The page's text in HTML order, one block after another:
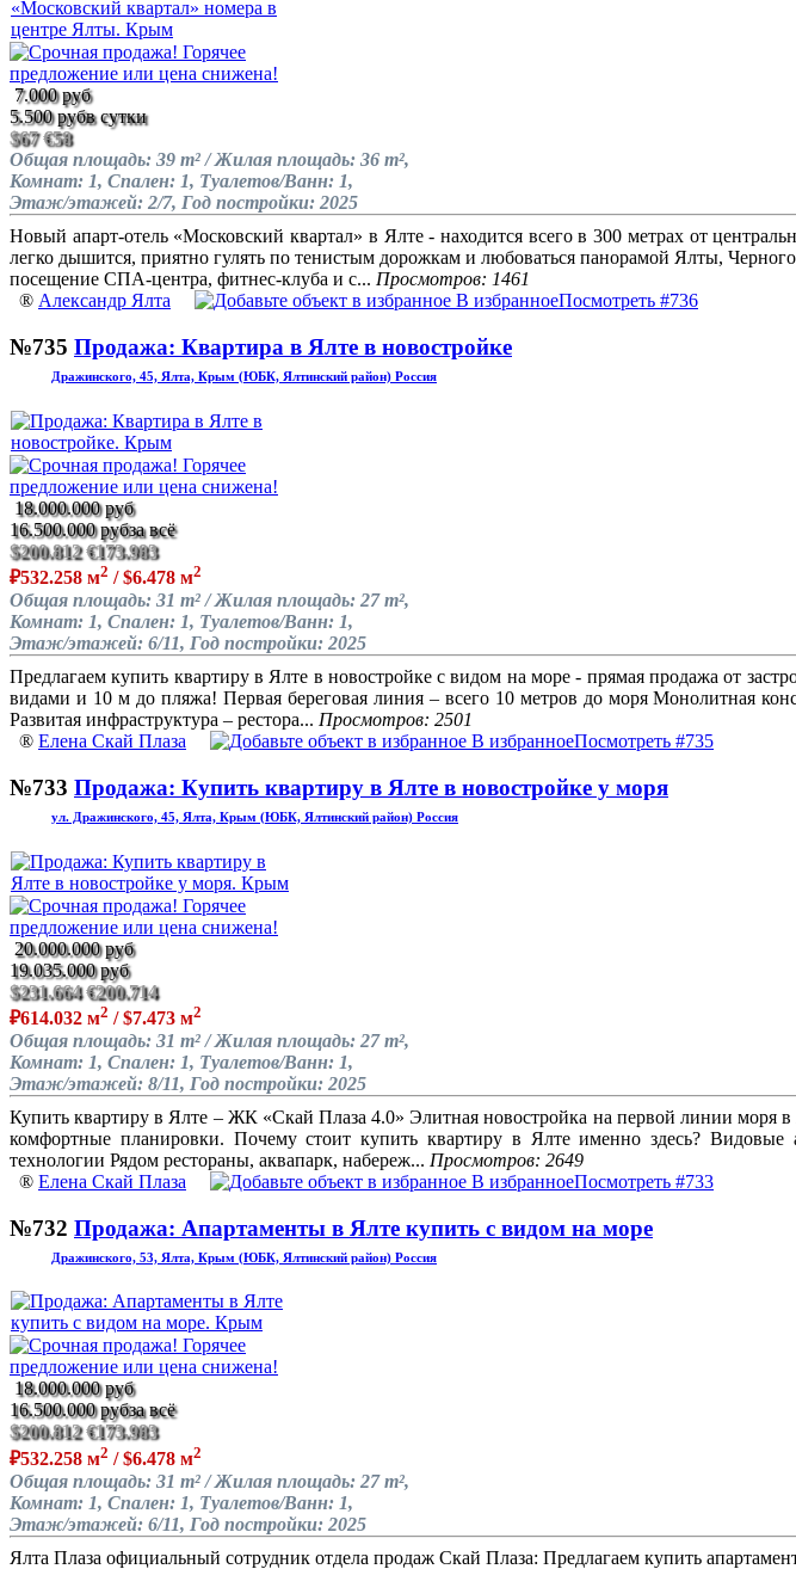
7.000 руб
5.500 рубв сутки
$67 €58
Общая площадь: 39 m² / Жилая площадь: 36 m²,
Комнат: 1, Спален: 1, Туалетов/Ванн: 1,
Этаж/этажей: 2/7, Год постройки: 2025
Новый апарт-отель «Московский квартал» в Ялте - находится всего в 300 метрах от
легко дышится, приятно гулять по тенистым дорожкам и любоваться панорамой Ялты,
посещение СПА-центра, фитнес-клуба и с... Просмотров: 1461
® Александр Ялта В избранноеПосмотреть #736
№735 Продажа: Квартира в Ялте в новостройке
Дражинского, 45, Ялта, Крым (ЮБК, Ялтинский район) Россия
18.000.000 руб
16.500.000 рубза всё
$200.812 €173.983
₽532.258 м2 / $6.478 м2
Общая площадь: 31 m² / Жилая площадь: 27 m²,
Комнат: 1, Спален: 1, Туалетов/Ванн: 1,
Этаж/этажей: 6/11, Год постройки: 2025
Предлагаем купить квартиру в Ялте в новостройке с видом на море - прямая продажа от
видами и 10 м до пляжа! Первая береговая линия – всего 10 метров до моря Монолитная
Развитая инфраструктура – рестора... Просмотров: 2501
® Елена Скай Плаза В избранноеПосмотреть #735
№733 Продажа: Купить квартиру в Ялте в новостройке у моря
ул. Дражинского, 45, Ялта, Крым (ЮБК, Ялтинский район) Россия
20.000.000 руб
19.035.000 руб
$231.664 €200.714
₽614.032 м2 / $7.473 м2
Общая площадь: 31 m² / Жилая площадь: 27 m²,
Комнат: 1, Спален: 1, Туалетов/Ванн: 1,
Этаж/этажей: 8/11, Год постройки: 2025
Купить квартиру в Ялте – ЖК «Скай Плаза 4.0» Элитная новостройка на первой линии моря
комфортные планировки. Почему стоит купить квартиру в Ялте именно здесь?
технологии Рядом рестораны, аквапарк, набереж... Просмотров: 2649
® Елена Скай Плаза В избранноеПосмотреть #733
№732 Продажа: Апартаменты в Ялте купить с видом на море
Дражинского, 53, Ялта, Крым (ЮБК, Ялтинский район) Россия
18.000.000 руб
16.500.000 рубза всё
$200.812 €173.983
₽532.258 м2 / $6.478 м2
Общая площадь: 31 m² / Жилая площадь: 27 m²,
Комнат: 1, Спален: 1, Туалетов/Ванн: 1,
Этаж/этажей: 6/11, Год постройки: 2025
Ялта Плаза официальный сотрудник отдела продаж Скай Плаза: Предлагаем купить